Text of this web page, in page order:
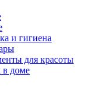
и гигиена
для красоты
в доме